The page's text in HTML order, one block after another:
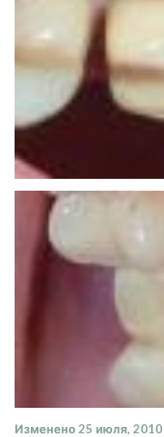
Изменено25 июля, 2010